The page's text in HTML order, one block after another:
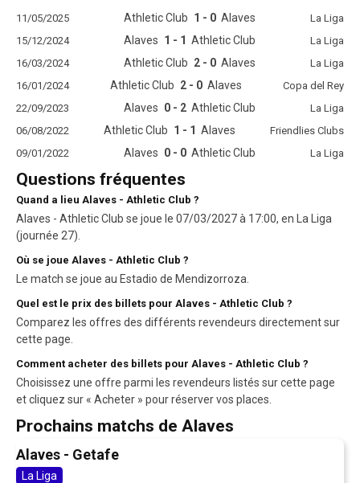
11/05/2025
Athletic Club 1 - 0 Alaves
La Liga
15/12/2024
Alaves 1 - 1 Athletic Club
La Liga
16/03/2024
Athletic Club 2 - 0 Alaves
La Liga
16/01/2024
Athletic Club 2 - 0 Alaves
Copa del Rey
22/09/2023
Alaves 0 - 2 Athletic Club
La Liga
06/08/2022
Athletic Club 1 - 1 Alaves
Friendlies Clubs
09/01/2022
Alaves 0 - 0 Athletic Club La Liga
Questions fréquentes
Quand a lieu Alaves - Athletic Club ?
Alaves - Athletic Club se joue le 07/03/2027 à 17:00, en La Liga
(journée 27).
Où se joue Alaves - Athletic Club ?
Le match se joue au Estadio de Mendizorroza.
Quel est le prix des billets pour Alaves - Athletic Club ?
Comparez les offres des différents revendeurs directement sur
cette page.
Comment acheter des billets pour Alaves - Athletic Club ?
Choisissez une offre parmi les revendeurs listés sur cette page
et cliquez sur « Acheter » pour réserver vos places.
Prochains matchs de Alaves
Alaves - Getafe
La Liga